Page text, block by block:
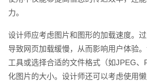
力。
设计师应考虑图片和图形的加载速度。
导致网页加载缓慢，从而影响用户体验
工具或选择合适的文件格式（如JPEG
化图片的大小。设计师还可以考虑使用